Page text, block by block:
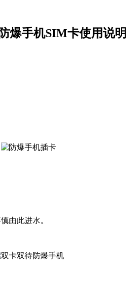
防爆手机SIM卡使用说明
由此进水。